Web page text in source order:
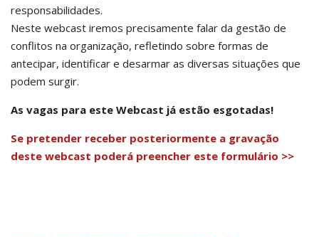
responsabilidades.
Neste webcast iremos precisamente falar da gestão de
conflitos na organização, refletindo sobre formas de
antecipar, identificar e desarmar as diversas situações que
podem surgir.
As vagas para este Webcast já estão esgotadas!
Se pretender receber posteriormente a gravação
deste webcast poderá preencher este formulário >>